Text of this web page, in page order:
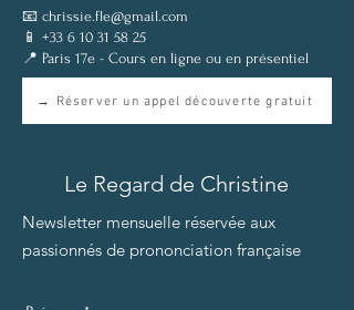
📧 chrissie.fle@gmail.com
📱 +33 6 10 31 58 25
📍 Paris 17e - Cours en ligne ou en présentiel
→ Réserver un appel découverte gratuit
Le Regard de Christine
Newsletter mensuelle réservée aux
passionnés de prononciation française